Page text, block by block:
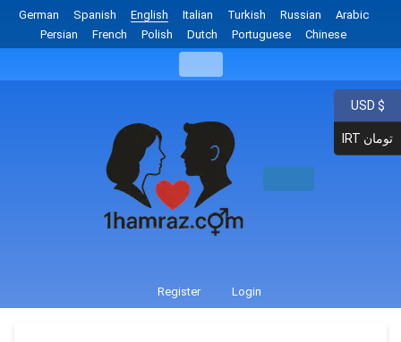
German Spanish English Italian Turkish Russian
Arabic
Persian
French Polish Dutch Portuguese Chinese
Register Login
USD $
IRT تومان